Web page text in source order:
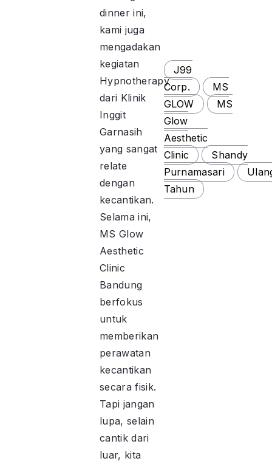
dinner ini,
kami juga
mengadakan
kegiatan
Hypnotherapy
dari Klinik
Inggit
Garnasih
yang sangat
relate
dengan
kecantikan.
Selama ini,
MS Glow
Aesthetic
Clinic
Bandung
berfokus
untuk
memberikan
perawatan
kecantikan
secara fisik.
Tapi jangan
lupa, selain
cantik dari
luar, kita
J99
Corp.
MS
GLOW
MS
Glow
Aesthetic
Clinic
Shandy
Purnamasari
Tahun